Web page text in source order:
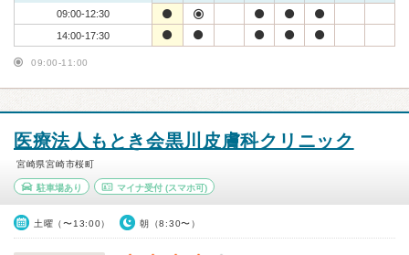
09:00-12:30
14:00-17:30
09:00-11:00
医療法人もとき会黒川皮膚科クリニック
宮崎県宮崎市桜町
駐車場あり マイナ受付(スマホ可)
土曜（〜13:00） 朝（8:30〜）